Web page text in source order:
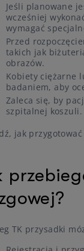
Jeśli planowane
wcześniej
wymagać
Przed
takich jak
obrazów.
Kobiety ciężarne
badaniem, aby
Zaleca się, by
szpitalnej koszuli.
jak
TK przysadki